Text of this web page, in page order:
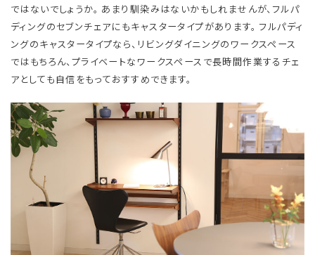
ではないでしょうか。 あまり馴染みはないかもしれませんが、フルパ
ディングのセブンチェアにもキャスタータイプがあります。 フルパディ
ングのキャスタータイプなら、リビングダイニングのワークスペース
ではもちろん、プライベートなワークスペースで長時間作業するチェ
アとしても自信をもっておすすめできます。